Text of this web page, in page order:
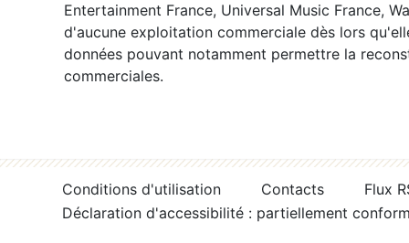
Entertainment France, Universal Music France,
d'aucune exploitation commerciale dès lors
données pouvant notamment permettre la
commerciales.
Conditions d'utilisation Contacts
Flux
Déclaration d'accessibilité : partiellement